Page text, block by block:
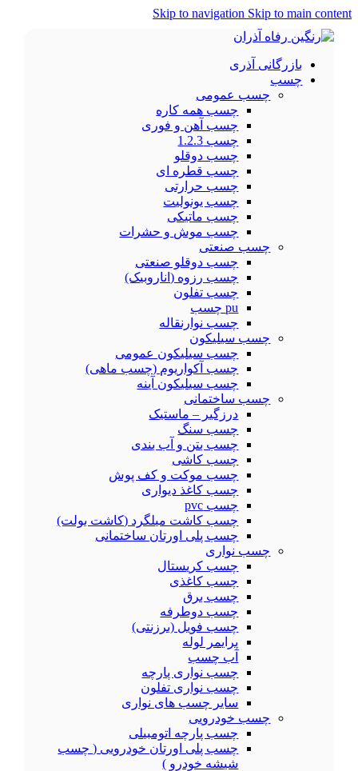
Skip to navigation Skip to main content
بازرگانی آذری
چسب
چسب عمومی
چسب همه کاره
چسب آهن و فوری
چسب 1.2.3
چسب دوقلو
چسب قطره ای
چسب حرارتی
چسب یونولیت
چسب ماتیکی
چسب موش و حشرات
چسب صنعتی
چسب دوقلو صنعتی
چسب رزوه (اناروبیک)
چسب تفلون
pu چسب
چسب نوارنقاله
چسب سیلیکون
چسب سیلیکون عمومی
چسب آکواریوم (چسب ماهی)
چسب سیلیکون آینه
چسب ساختمانی
درزگیر – ماستیک
چسب سنگ
چسب بتن و آب بندی
چسب کاشی
چسب موکت و کف پوش
چسب کاغذ دیواری
چسب pvc
چسب کاشت میلگرد (کاشت بولت)
چسب پلی اورتان ساختمانی
چسب نواری
چسب کریستال
چسب کاغذی
چسب برق
چسب دوطرفه
چسب فویل (برزنتی)
پرایمر لوله
آب چسب
چسب نواری پارچه
چسب نواری تفلون
سایر چسب های نواری
چسب خودرویی
چسب پارچه اتومبیلی
چسب پلی اورتان خودرویی ( چسب
شیشه خودرو )